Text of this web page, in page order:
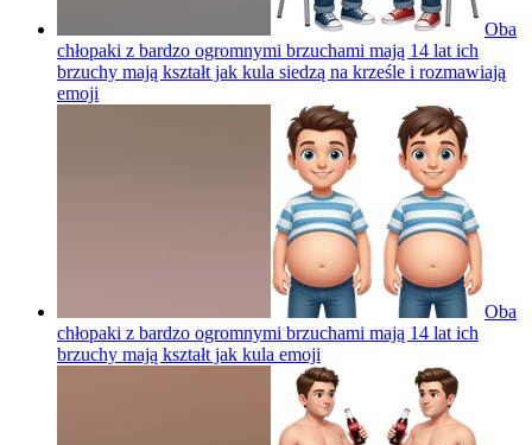
Oba
chłopaki z bardzo ogromnymi brzuchami mają 14 lat ich
brzuchy mają kształt jak kula siedzą na krześle i rozmawiają
emoji
Oba
chłopaki z bardzo ogromnymi brzuchami mają 14 lat ich
brzuchy mają kształt jak kula emoji